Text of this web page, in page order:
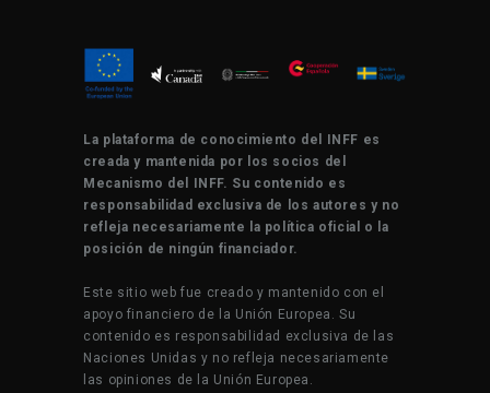
La plataforma de conocimiento del INFF es
creada y mantenida por los socios del
Mecanismo del INFF. Su contenido es
responsabilidad exclusiva de los autores y no
refleja necesariamente la política oficial o la
posición de ningún financiador.
Este sitio web fue creado y mantenido con el
apoyo financiero de la Unión Europea. Su
contenido es responsabilidad exclusiva de las
Naciones Unidas y no refleja necesariamente
las opiniones de la Unión Europea.